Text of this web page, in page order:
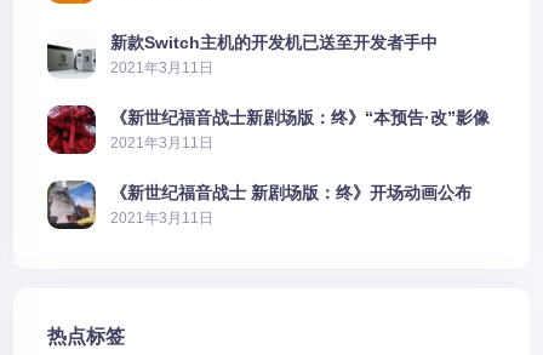
新款Switch主机的开发机已送至开发者手中
2021年3月11日
《新世纪福音战士新剧场版：终》“本预告·改”影像
公开
2021年3月11日
《新世纪福音战士 新剧场版：终》开场动画公布
2021年3月11日
热点标签